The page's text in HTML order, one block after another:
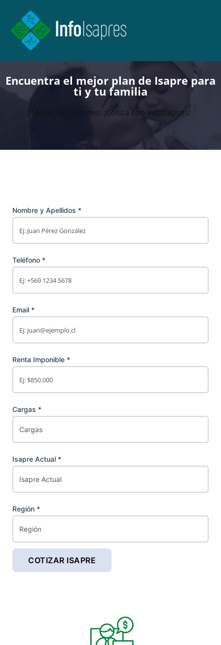
Encuentra el mejor plan de Isapre para
ti y tu familia
Todas las regiones. ¡Cotiza con Infoisapres!
Nombre y Apellidos *
Teléfono *
Email *
Renta Imponible *
Cargas *
Isapre Actual *
Región *